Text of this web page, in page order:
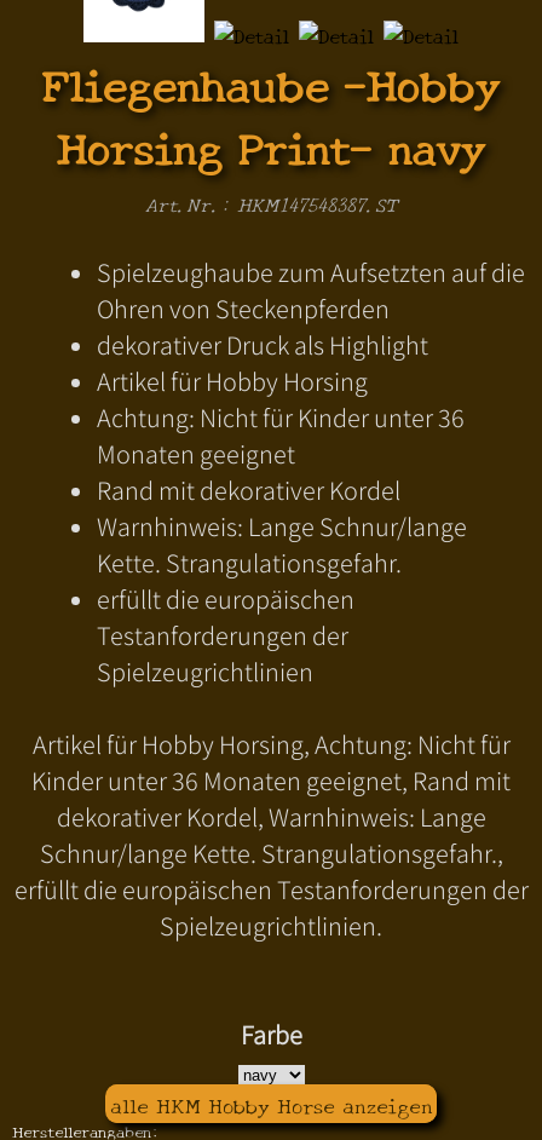
Fliegenhaube -Hobby
Horsing Print- navy
Art.Nr.: HKM147548387.ST
Spielzeughaube zum Aufsetzten auf die
Ohren von Steckenpferden
dekorativer Druck als Highlight
Artikel für Hobby Horsing
Achtung: Nicht für Kinder unter 36
Monaten geeignet
Rand mit dekorativer Kordel
Warnhinweis: Lange Schnur/lange
Kette. Strangulationsgefahr.
erfüllt die europäischen
Testanforderungen der
Spielzeugrichtlinien
Artikel für Hobby Horsing, Achtung: Nicht für
Kinder unter 36 Monaten geeignet, Rand mit
dekorativer Kordel, Warnhinweis: Lange
Schnur/lange Kette. Strangulationsgefahr.,
erfüllt die europäischen Testanforderungen der
Spielzeugrichtlinien.
Farbe
alle HKM Hobby Horse anzeigen
Herstellerangaben: